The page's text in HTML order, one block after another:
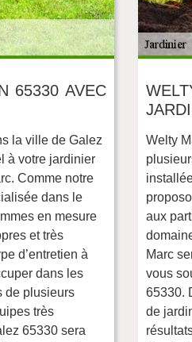
65330 AVEC
la ville de Galez
à votre jardinier
Comme notre
dans le
en mesure
et très
d’entretien à
dans les
de plusieurs
très
65330 sera
Welty
aux
Marc
vous
65330.
de